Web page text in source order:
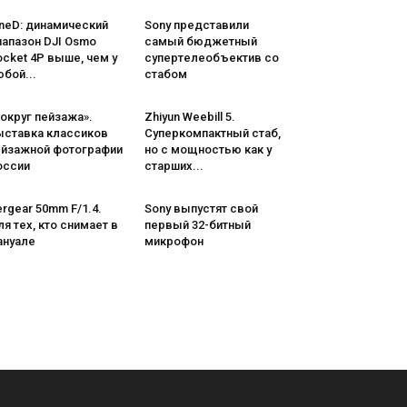
динамический
DJI Osmo
4P выше, чем у
Sony представили
самый бюджетный
супертелеобъектив со
стабом
пейзажа».
классиков
фотографии
Zhiyun Weebill 5.
Cуперкомпактный стаб,
но с мощностью как у
старших...
50mm F/1.4.
тех, кто снимает в
Sony выпустят свой
первый 32-битный
микрофон